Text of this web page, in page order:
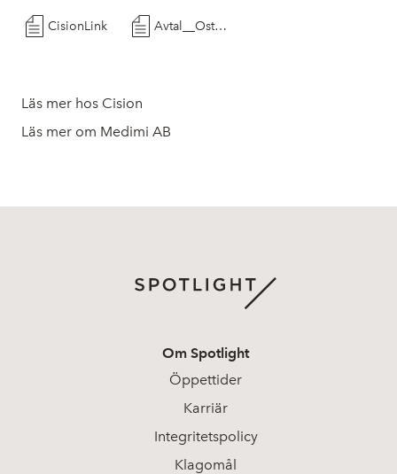
CisionLink Avtal__Osterbotten_valfardsomrade_Finland_20221130
Läs mer hos Cision
Läs mer om Medimi AB
Om Spotlight
Öppettider
Karriär
Integritetspolicy
Klagomål